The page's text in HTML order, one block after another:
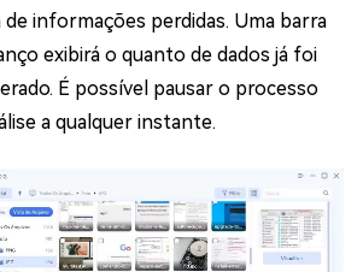
de informações perdidas. Uma barra
exibirá o quanto de dados já foi
É possível pausar o processo
a qualquer instante.